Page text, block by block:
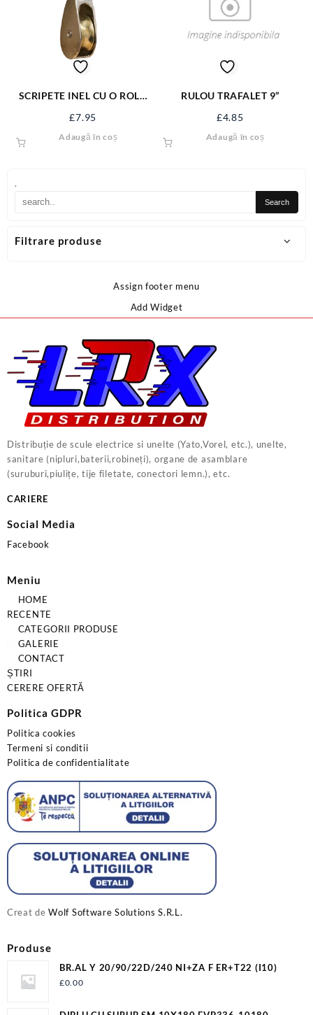
.
Filtrare produse
SCRIPETE INEL CU O ROLA
£7.95
Adaugă în coș
RULOU TRAFALET 9”
£4.85
Adaugă în coș
Assign footer menu
Add Widget
Distribuție de scule electrice si unelte (Yato,Vorel, etc.), unelte,
sanitare (nipluri,baterii,robineți), organe de asamblare
(suruburi,piulițe, tije filetate, conectori lemn.), etc.
CARIERE
Social Media
Facebook
Meniu
HOME
RECENTE
CATEGORII PRODUSE
GALERIE
CONTACT
ȘTIRI
CERERE OFERTĂ
Politica GDPR
Politica cookies
Termeni si conditii
Politica de confidentialitate
Creat deWolf Software Solutions S.R.L.
Produse
BR.AL Y 20/90/22D/240 NI+ZA F ER+T22 (I10)
£0.00